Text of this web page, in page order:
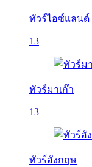
ทัวร์ไอซ์แลนด์
13
ทัวร์มาเก๊า
13
ทัวร์อังกฤษ